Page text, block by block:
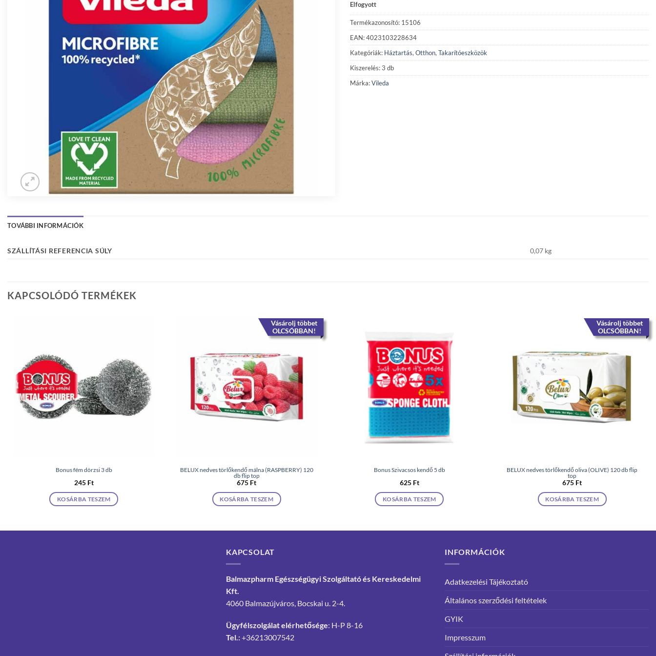
Elfogyott
Termékazonosító: 15106
EAN: 4023103228634
Kategóriák: Háztartás, Otthon, Takarítóeszközök
Kiszerelés: 3 db
Márka:Vileda
TOVÁBBI INFORMÁCIÓK
SZÁLLÍTÁSI REFERENCIA SÚLY 0,07 kg
KAPCSOLÓDÓ TERMÉKEK
Bonus fém dörzsi 3 db
245 Ft
KOSÁRBA TESZEM
Vásárolj többet
OLCSÓBBAN!
BELUX nedves törlőkendő málna (RASPBERRY) 120
db flip top
675 Ft
KOSÁRBA TESZEM
Bonus Szivacsos kendő 5 db
625 Ft
KOSÁRBA TESZEM
Vásárolj többet
OLCSÓBBAN!
BELUX nedves törlőkendő oliva (OLIVE) 120 db flip
top
675 Ft
KOSÁRBA TESZEM
KAPCSOLAT
Balmazpharm Egészségügyi Szolgáltató és Kereskedelmi
Kft.
4060 Balmazújváros, Bocskai u. 2-4.
Ügyfélszolgálat elérhetősége: H-P 8-16
Tel.:+36213007542
INFORMÁCIÓK
Adatkezelési Tájékoztató
Általános szerződési feltételek
GYIK
Impresszum